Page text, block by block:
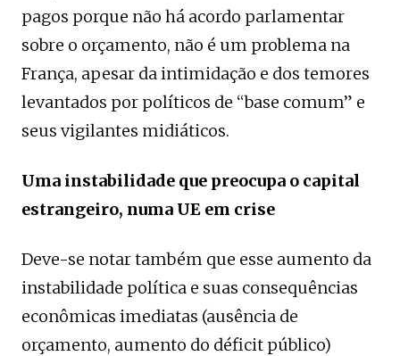
pagos porque não há acordo parlamentar
sobre o orçamento, não é um problema na
França, apesar da intimidação e dos temores
levantados por políticos de “base comum” e
seus vigilantes midiáticos.
Uma instabilidade que preocupa o capital
estrangeiro, numa UE em crise
Deve-se notar também que esse aumento da
instabilidade política e suas consequências
econômicas imediatas (ausência de
orçamento, aumento do déficit público)